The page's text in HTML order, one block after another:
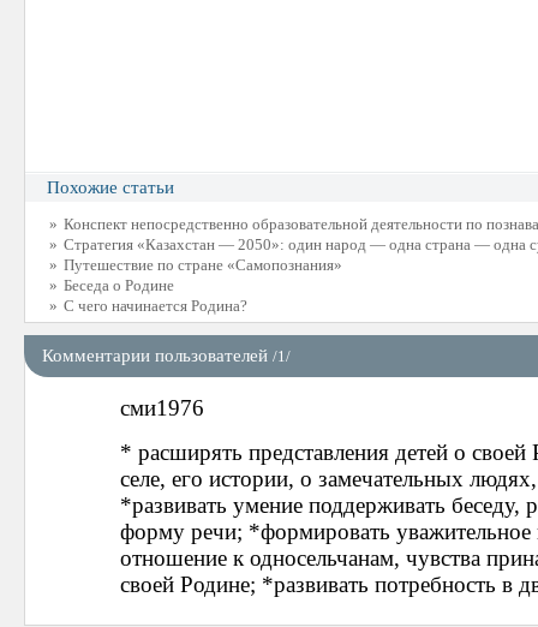
Похожие статьи
» Конспект непосредственно образовательной деятельности по
» Стратегия «Казахстан — 2050»: один народ — одна страна — одна
» Путешествие по стране «Самопознания»
» Беседа о Родине
» С чего начинается Родина?
Комментарии пользователей /1/
сми1976
* расширять представления детей о
селе, его истории, о замечательных
*развивать умение поддерживать беседу,
форму речи; *формировать уважительное
отношение к односельчанам, чувства
своей Родине; *развивать потребность в